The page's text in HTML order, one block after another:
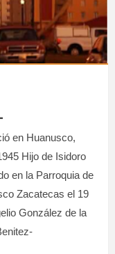
en Huanusco,
Hijo de Isidoro
en la Parroquia de
Zacatecas el 19
González de la